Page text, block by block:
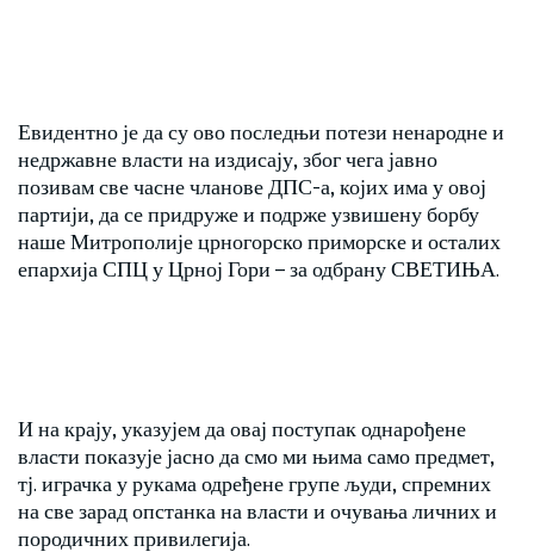
Евидентно је да су ово последњи потези ненародне и
недржавне власти на издисају, због чега јавно
позивам све часне чланове ДПС-а, којих има у овој
партији, да се придруже и подрже узвишену борбу
наше Митрополије црногорско приморске и осталих
епархија СПЦ у Црној Гори – за одбрану СВЕТИЊА.
И на крају, указујем да овај поступак однарођене
власти показује јасно да смо ми њима само предмет,
тј. играчка у рукама одређене групе људи, спремних
на све зарад опстанка на власти и очувања личних и
породичних привилегија.